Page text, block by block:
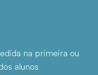
na primeira ou
alunos